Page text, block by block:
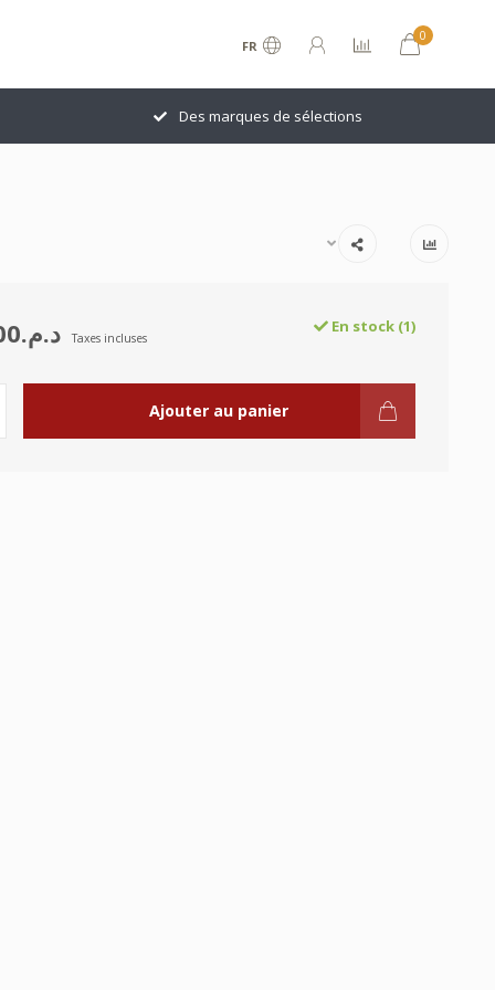
FR
0
Des marques de sélections
د.م.3,199.00 Taxes incluses
En stock (1)
Ajouter au panier